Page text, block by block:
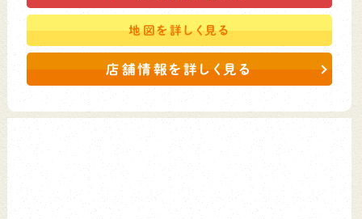
地図を詳しく見る
店舗情報を詳しく見る